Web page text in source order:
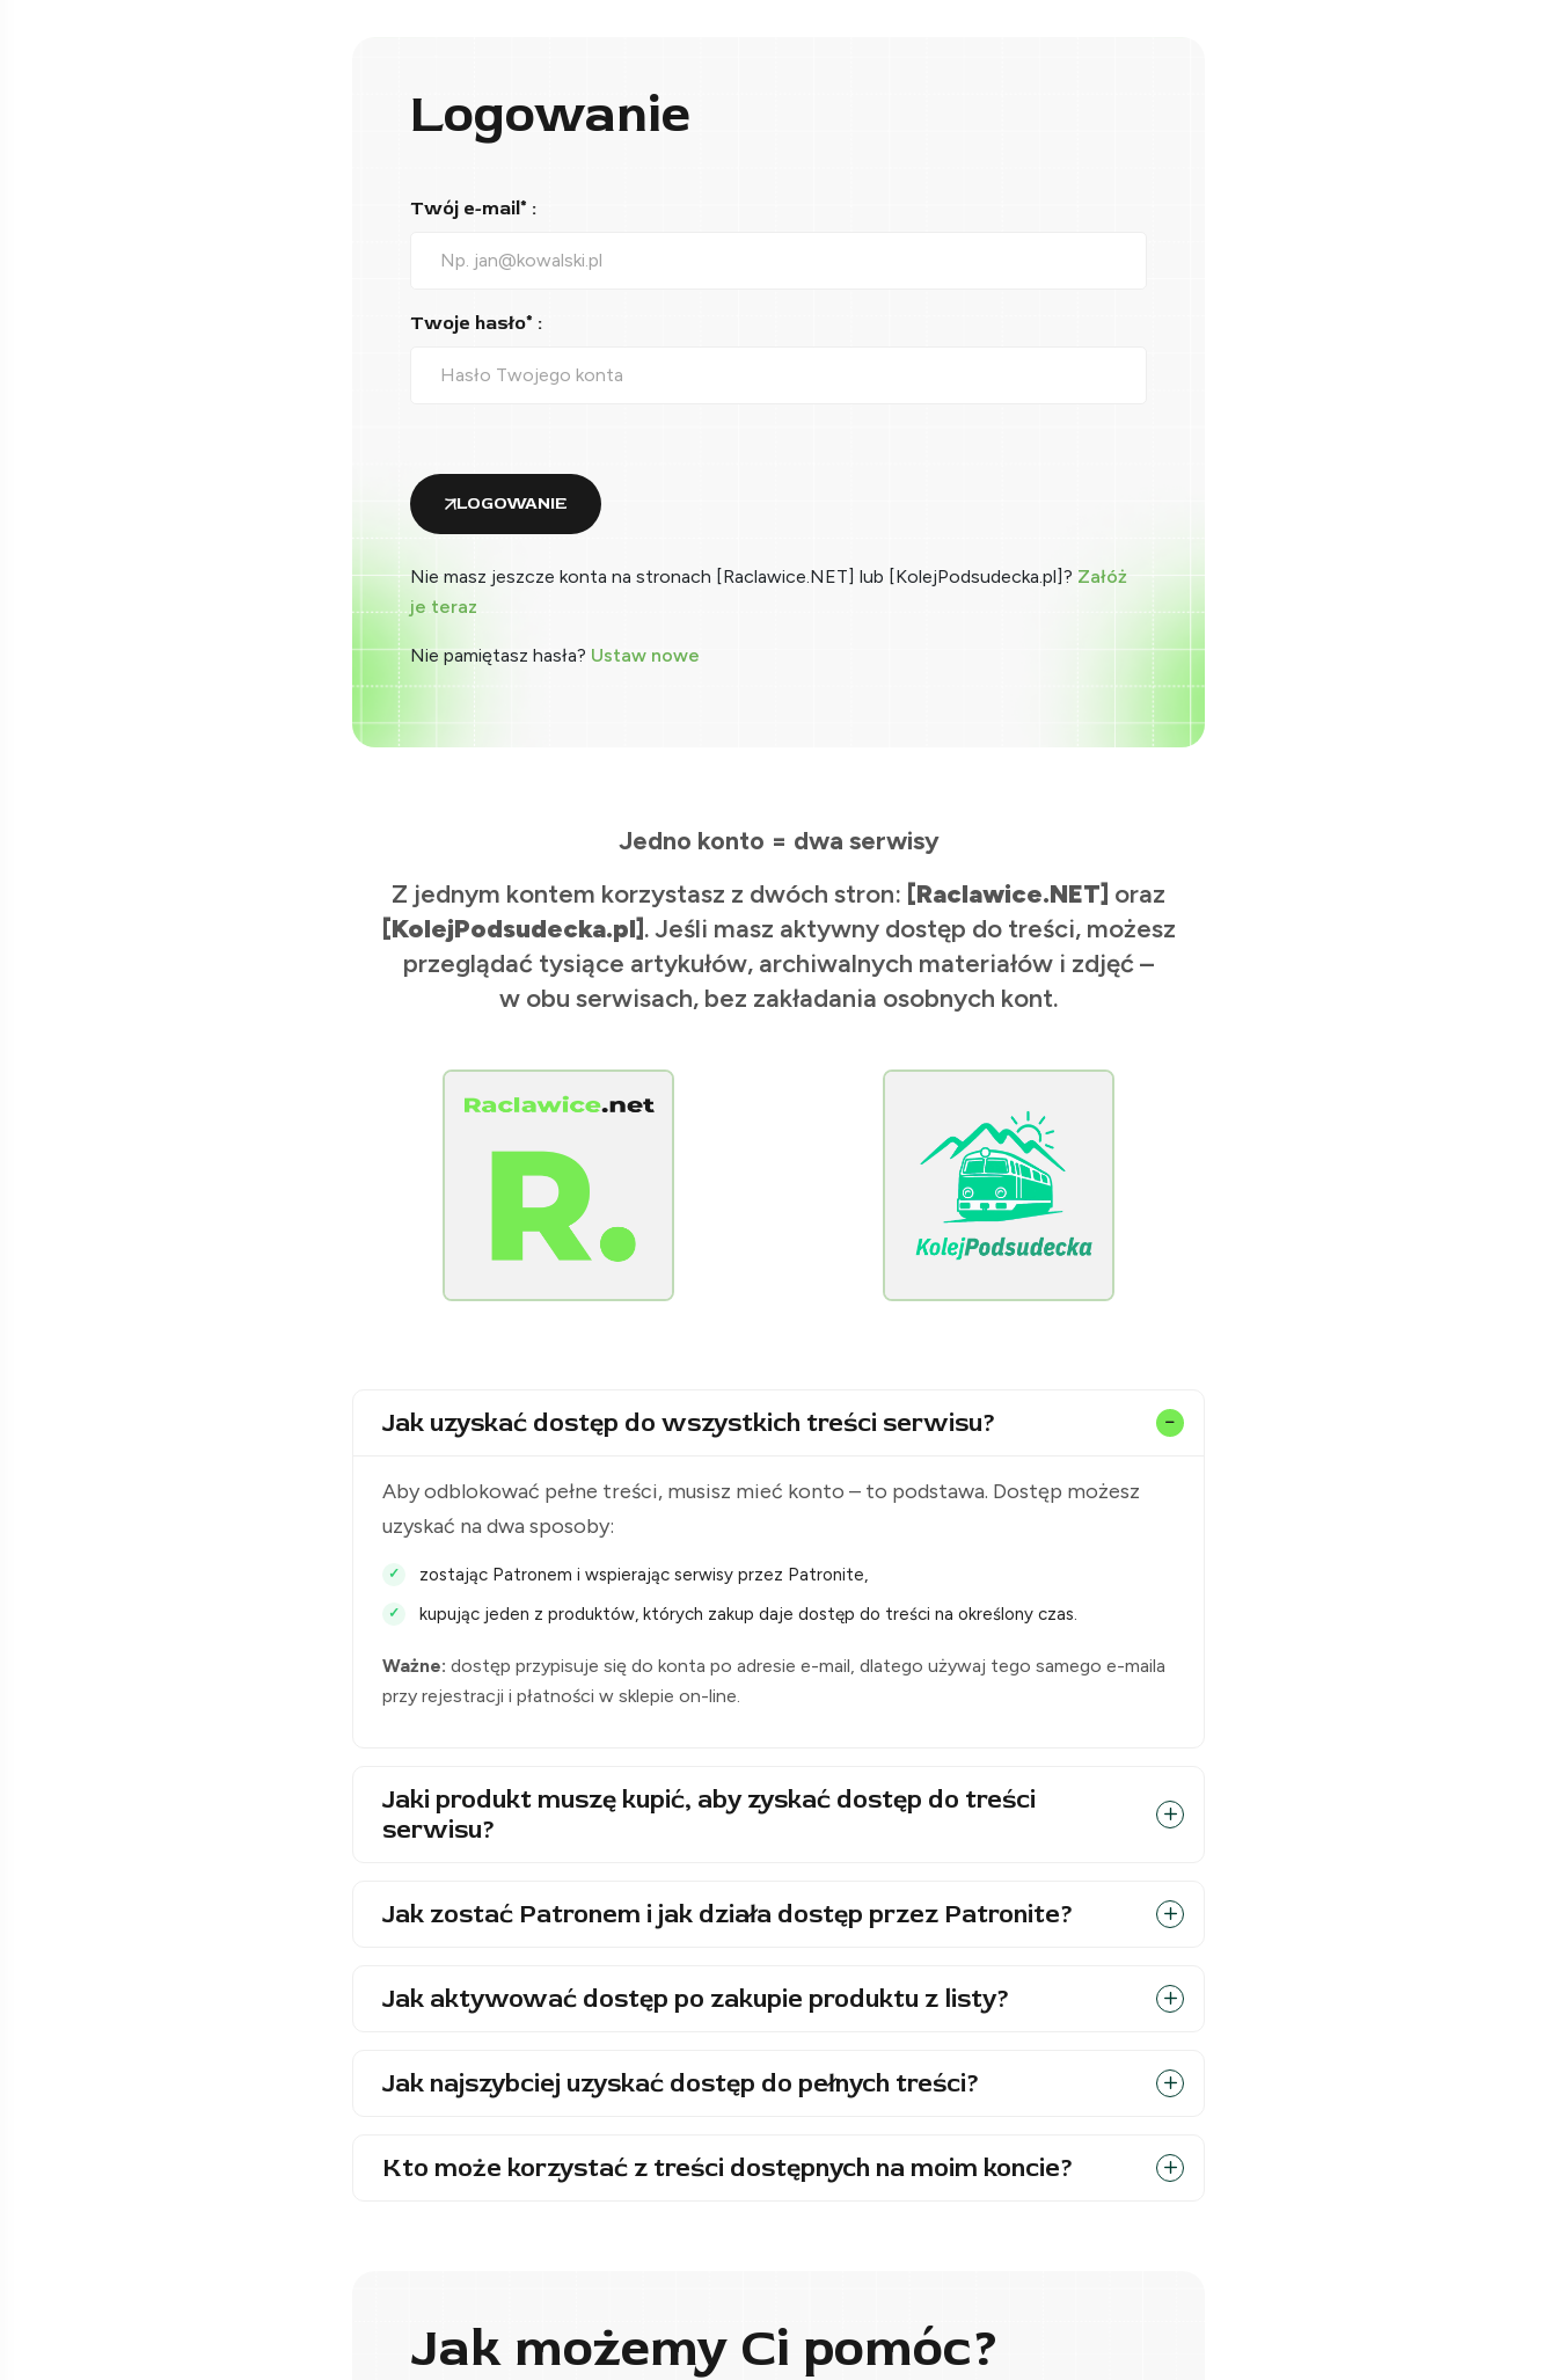
Logowanie
Twój e-mail* :
Twoje hasło* :
LOGOWANIE
Nie masz jeszcze konta na stronach [Raclawice.NET] lub [KolejPodsudecka.pl]? Załóż
je teraz
Nie pamiętasz hasła? Ustaw nowe
Jedno konto = dwa serwisy
Z jednym kontem korzystasz z dwóch stron: [Raclawice.NET] oraz
[KolejPodsudecka.pl]. Jeśli masz aktywny dostęp do treści, możesz
przeglądać tysiące artykułów, archiwalnych materiałów i zdjęć –
w obu serwisach, bez zakładania osobnych kont.
Jak uzyskać dostęp do wszystkich treści serwisu?
Aby odblokować pełne treści, musisz mieć konto – to podstawa. Dostęp możesz
uzyskać na dwa sposoby:
zostając Patronem i wspierając serwisy przez Patronite,
kupując jeden z produktów, których zakup daje dostęp do treści na określony czas.
Ważne: dostęp przypisuje się do konta po adresie e-mail, dlatego używaj tego samego e-maila
przy rejestracji i płatności w sklepie on-line.
Jaki produkt muszę kupić, aby zyskać dostęp do treści
serwisu?
Jak zostać Patronem i jak działa dostęp przez Patronite?
Jak aktywować dostęp po zakupie produktu z listy?
Jak najszybciej uzyskać dostęp do pełnych treści?
Kto może korzystać z treści dostępnych na moim koncie?
Jak możemy Ci pomóc?